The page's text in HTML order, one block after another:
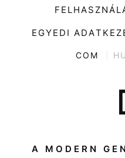
Tech-
EGYEDI
COM HU
A MODERN